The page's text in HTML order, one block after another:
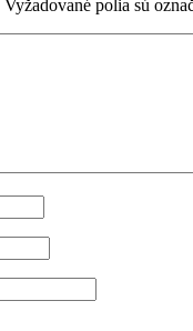
Vyžadované polia sú